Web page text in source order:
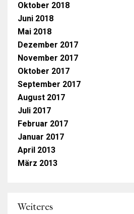
Oktober 2018
Juni 2018
Mai 2018
Dezember 2017
November 2017
Oktober 2017
September 2017
August 2017
Juli 2017
Februar 2017
Januar 2017
April 2013
März 2013
Weiteres